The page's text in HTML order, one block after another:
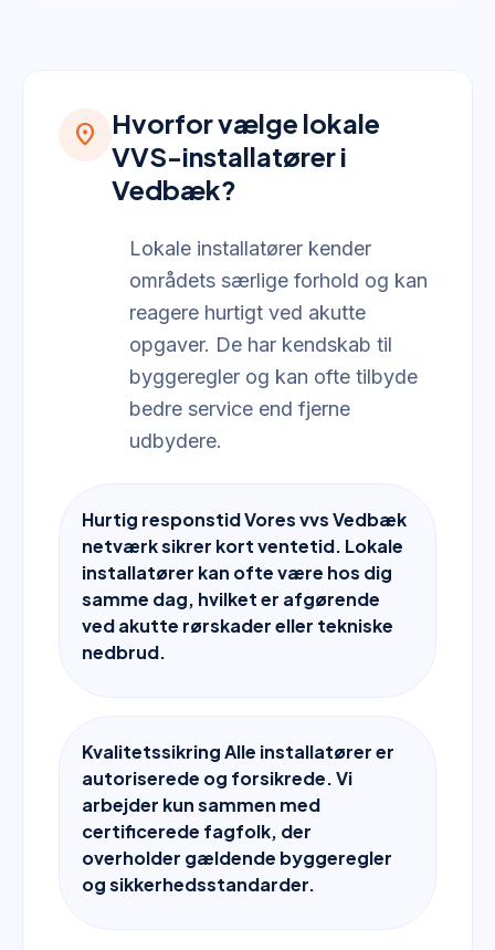
location_on
Hvorfor vælge lokale
VVS-installatører i
Vedbæk?
Lokale installatører kender
områdets særlige forhold og kan
reagere hurtigt ved akutte
opgaver. De har kendskab til
byggeregler og kan ofte tilbyde
bedre service end fjerne
udbydere.
Hurtig responstid Vores vvs Vedbæk
netværk sikrer kort ventetid. Lokale
installatører kan ofte være hos dig
samme dag, hvilket er afgørende
ved akutte rørskader eller tekniske
nedbrud.
Kvalitetssikring Alle installatører er
autoriserede og forsikrede. Vi
arbejder kun sammen med
certificerede fagfolk, der
overholder gældende byggeregler
og sikkerhedsstandarder.